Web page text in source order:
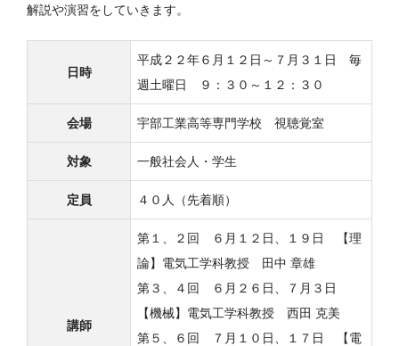
解説や演習をしていきます。
日時
平成２２年６月１２日～７月３１日 毎
週土曜日 ９：３０～１２：３０
会場 宇部工業高等専門学校 視聴覚室
対象 一般社会人・学生
定員 ４０人（先着順）
講師
第１、２回 ６月１２日、１９日 【理
論】電気工学科教授 田中 章雄
第３、４回 ６月２６日、７月３日
【機械】電気工学科教授 西田 克美
第５、６回 ７月１０日、１７日 【電